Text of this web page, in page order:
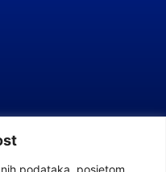
podataka, posjetom